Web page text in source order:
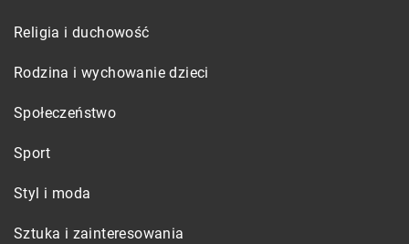
Religia i duchowość
Rodzina i wychowanie dzieci
Społeczeństwo
Sport
Styl i moda
Sztuka i zainteresowania